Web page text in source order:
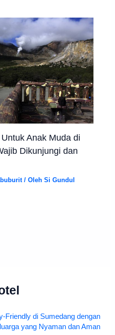
Anak Muda di
Dikunjungi dan
/ OlehSi Gundul
Friendly di Sumedang dengan
yang Nyaman dan Aman